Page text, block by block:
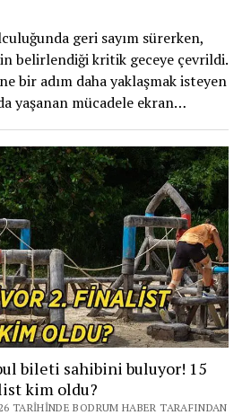
geri sayım sürerken,
belirlendiği kritik geceye çevrildi.
bir adım daha yaklaşmak isteyen
yaşanan mücadele ekran…
bileti sahibini buluyor! 15
kim oldu?
TARIHINDE BODRUM HABER TARAFINDAN